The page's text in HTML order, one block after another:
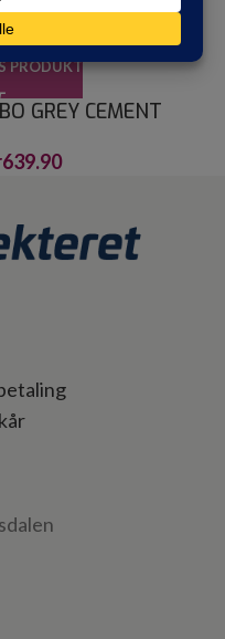
PRODUKT
GREY CEMENT
639.90